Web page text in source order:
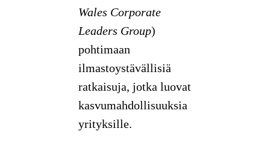
Wales Corporate
Leaders Group)
pohtimaan
ilmastoystävällisiä
ratkaisuja, jotka luovat
kasvumahdollisuuksia
yrityksille.